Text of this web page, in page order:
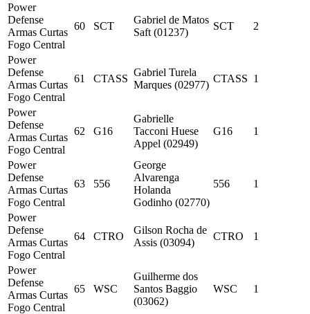
Power
Defense
Armas Curtas
Fogo Central
60 SCT
Gabriel de Matos
Saft (01237)
SCT 2
Power
Defense
Armas Curtas
Fogo Central
61 CTASS
Gabriel Turela
Marques (02977)
CTASS 1
Power
Defense
Armas Curtas
Fogo Central
62 G16
Gabrielle
Tacconi Huese
Appel (02949)
G16 1
Power
Defense
Armas Curtas
Fogo Central
63 556
George
Alvarenga
Holanda
Godinho (02770)
556 1
Power
Defense
Armas Curtas
Fogo Central
64 CTRO
Gilson Rocha de
Assis (03094)
CTRO 1
Power
Defense
Armas Curtas
Fogo Central
65 WSC
Guilherme dos
Santos Baggio
(03062)
WSC 1